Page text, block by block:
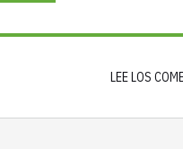
LEE LOS